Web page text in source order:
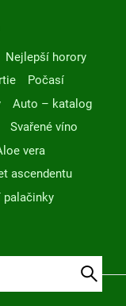
Nejlepší horory
Počasí
Auto – katalog
Svařené víno
vera
ascendentu
palačinky